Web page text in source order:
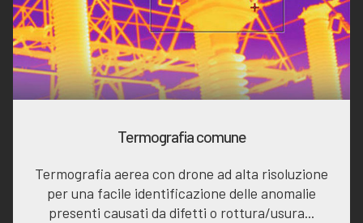
Termografia comune
Termografia aerea con drone ad alta risoluzione
per una facile identificazione delle anomalie
presenti causati da difetti o rottura/usura...